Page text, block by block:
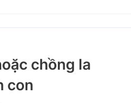
chồng la
con